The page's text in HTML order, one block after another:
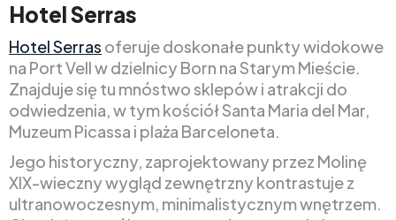
Hotel Serras
Hotel Serras oferuje doskonałe punkty widokowe
na Port Vell w dzielnicy Born na Starym Mieście.
Znajduje się tu mnóstwo sklepów i atrakcji do
odwiedzenia, w tym kościół Santa Maria del Mar,
Muzeum Picassa i plaża Barceloneta.
Jego historyczny, zaprojektowany przez Molinę
XIX-wieczny wygląd zewnętrzny kontrastuje z
ultranowoczesnym, minimalistycznym wnętrzem.